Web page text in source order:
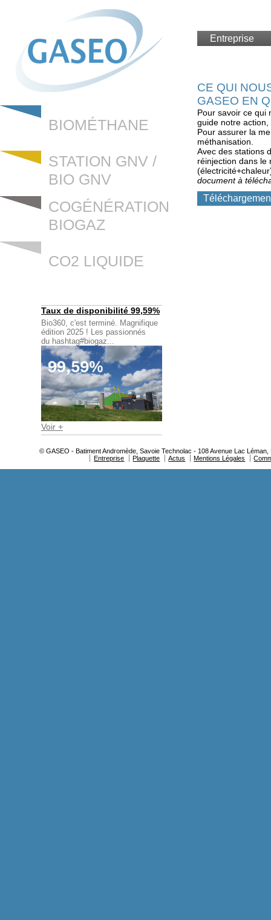
Entreprise
BIOMÉTHANE
STATION GNV /
BIO GNV
COGÉNÉRATION
BIOGAZ
CO2 LIQUIDE
Taux de disponibilité 99,59%
Bio360, c'est terminé. Magnifique
édition 2025 ! Les passionnés
du hashtag#biogaz...
Voir +
CE QUI
GASEO EN
Pour savoir ce qui
guide notre
Pour assurer la
méthanisation.
Avec des stations
réinjection dans le
document à
© GASEO - Batiment Andromède, Savoie Technolac - 108 Avenue Lac
Entreprise
Plaquette Actus Mentions Légales